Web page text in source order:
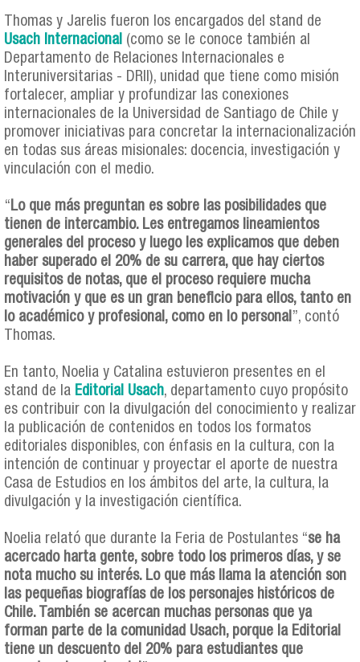
Thomas y Jarelis fueron los encargados del stand de
Usach Internacional (como se le conoce también al
Departamento de Relaciones Internacionales e
Interuniversitarias - DRII), unidad que tiene como misión
fortalecer, ampliar y profundizar las conexiones
internacionales de la Universidad de Santiago de Chile y
promover iniciativas para concretar la internacionalización
en todas sus áreas misionales: docencia, investigación y
vinculación con el medio.
“ Lo que más preguntan es sobre las posibilidades que
tienen de intercambio. Les entregamos lineamientos
generales del proceso y luego les explicamos que deben
haber superado el 20% de su carrera, que hay ciertos
requisitos de notas, que el proceso requiere mucha
motivación y que es un gran beneficio para ellos, tanto en
lo académico y profesional, como en lo personal ”, contó
Thomas.
En tanto, Noelia y Catalina estuvieron presentes en el
stand de la Editorial Usach, departamento cuyo propósito
es contribuir con la divulgación del conocimiento y realizar
la publicación de contenidos en todos los formatos
editoriales disponibles, con énfasis en la cultura, con la
intención de continuar y proyectar el aporte de nuestra
Casa de Estudios en los ámbitos del arte, la cultura, la
divulgación y la investigación científica.
Noelia relató que durante la Feria de Postulantes “se ha
acercado harta gente, sobre todo los primeros días, y se
nota mucho su interés. Lo que más llama la atención son
las pequeñas biografías de los personajes históricos de
Chile. También se acercan muchas personas que ya
forman parte de la comunidad Usach, porque la Editorial
tiene un descuento del 20% para estudiantes que